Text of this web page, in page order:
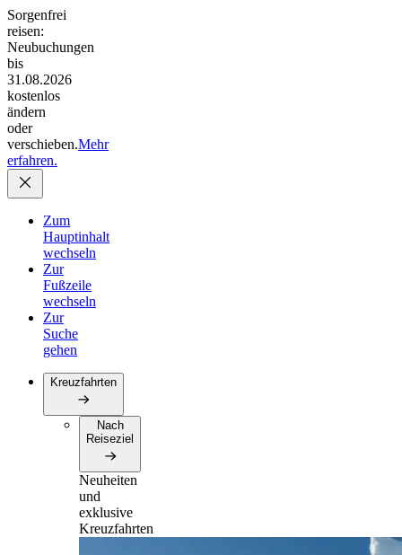
Sorgenfrei
reisen:
Neubuchungen
bis
31.08.2026
kostenlos
ändern
oder
verschieben.Mehr
erfahren.
Zum
Hauptinhalt
wechseln
Zur
Fußzeile
wechseln
Zur
Suche
gehen
Kreuzfahrten
Nach
Reiseziel
Neuheiten
und
exklusive
Kreuzfahrten